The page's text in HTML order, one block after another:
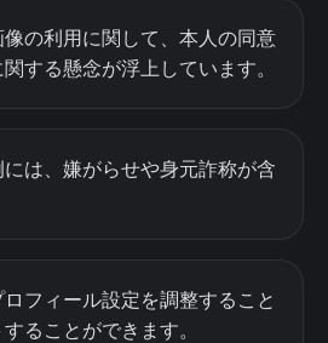
の利用に関して、本人の同意
する懸念が浮上しています。
は、嫌がらせや身元詐称が含
フィール設定を調整すること
ることができます。